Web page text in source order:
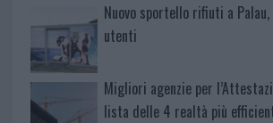
Nuovo sportello rifiuti a
utenti
Migliori agenzie per
lista delle 4 realtà più